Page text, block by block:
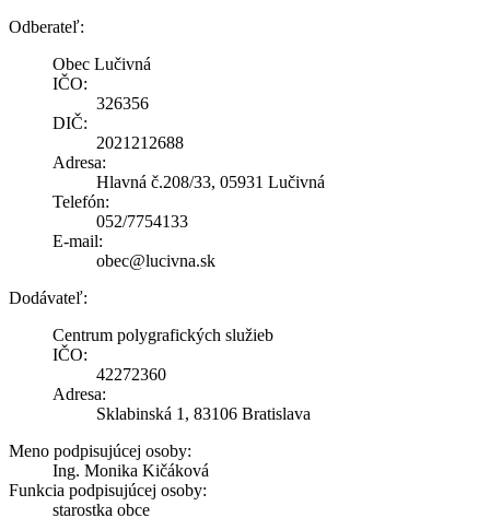
Odberateľ:
Obec Lučivná
IČO:
326356
DIČ:
2021212688
Adresa:
Hlavná č.208/33, 05931 Lučivná
Telefón:
052/7754133
E-mail:
obec@lucivna.sk
Dodávateľ:
Centrum polygrafických služieb
IČO:
42272360
Adresa:
Sklabinská 1, 83106 Bratislava
Meno podpisujúcej osoby:
Ing. Monika Kičáková
Funkcia podpisujúcej osoby:
starostka obce